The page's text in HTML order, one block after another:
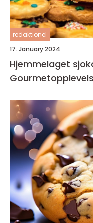
redaktionel
17. January 2024
Hjemmelaget